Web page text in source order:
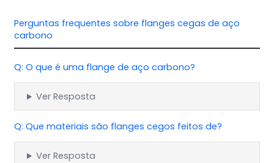
Perguntas frequentes sobre flanges cegas de aço
carbono
Q: O que é uma flange de aço carbono?
Ver Resposta
Q: Que materiais são flanges cegos feitos de?
Ver Resposta